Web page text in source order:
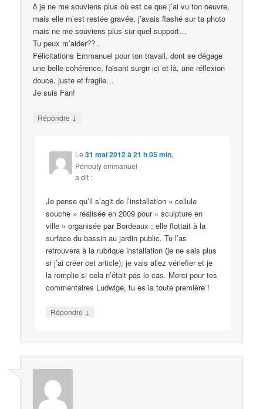
ô je ne me souviens plus où est ce que j’ai vu ton oeuvre,
mais elle m’est restée gravée, j’avais flashé sur ta photo
mais ne me souviens plus sur quel support…
Tu peux m’aider??..
Félicitations Emmanuel pour ton travail, dont se dégage
une belle cohérence, faisant surgir ici et là, une réflexion
douce, juste et fragile…
Je suis Fan!
Répondre ↓
Le31 mai 2012 à 21 h 05 min,
Penouty emmanuel
a dit :
Je pense qu’il s’agit de l’installation « cellule
souche » réalisée en 2009 pour « sculpture en
ville » organisée par Bordeaux ; elle flottait à la
surface du bassin au jardin public. Tu l’as
retrouvera à la rubrique installation (je ne sais plus
si j’ai créer cet article); je vais allez vériefier et je
la remplie si cela n’était pas le cas. Merci pour tes
commentaires Ludwige, tu es la toute première !
Répondre ↓